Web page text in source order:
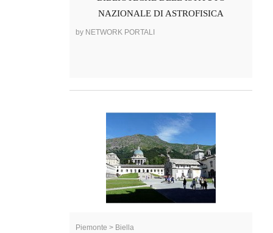
NAZIONALE DI ASTROFISICA
by NETWORK PORTALI
Piemonte > Biella